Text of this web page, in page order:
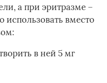
а при эритразме –
вместо
в ней 5 мг